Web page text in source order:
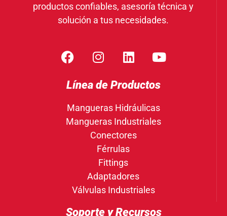
productos confiables, asesoría técnica y
solución a tus necesidades.
Línea de Productos
Mangueras Hidráulicas
Mangueras Industriales
Conectores
Férrulas
Fittings
Adaptadores
Válvulas Industriales
Soporte y Recursos